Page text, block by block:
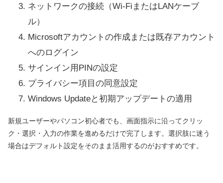
ネットワークの接続（Wi-FiまたはLANケーブ
ル）
Microsoftアカウントの作成または既存アカウント
へのログイン
サインイン用PINの設定
プライバシー項目の同意設定
Windows Updateと初期アップデートの適用
新規ユーザーやパソコン初心者でも、画面指示に沿ってクリッ
ク・選択・入力の作業を進めるだけで完了します。選択肢に迷う
場合はデフォルト設定をそのまま活用するのがおすすめです。